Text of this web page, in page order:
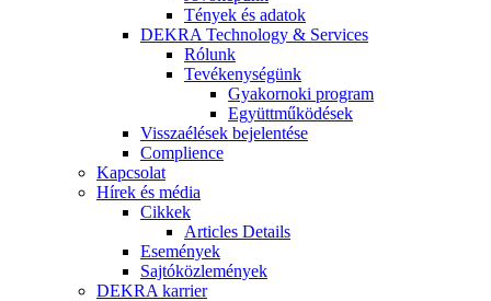
Tények és adatok
DEKRA Technology & Services
Rólunk
Tevékenységünk
Gyakornoki program
Együttműködések
Visszaélések bejelentése
Complience
Kapcsolat
Hírek és média
Cikkek
Articles Details
Események
Sajtóközlemények
DEKRA karrier